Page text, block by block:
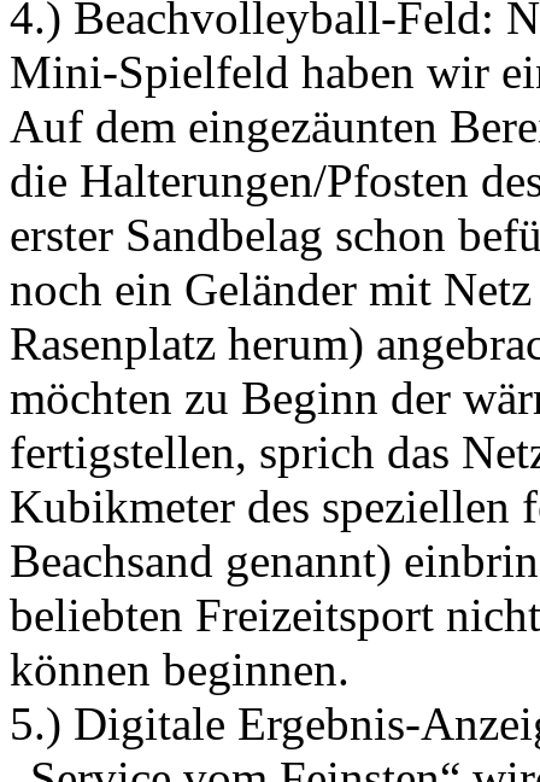
4.) Beachvolleyball-Feld:
Mini-Spielfeld haben wir
Auf dem eingezäunten
die Halterungen/Pfosten
erster Sandbelag schon
noch ein Geländer mit
Rasenplatz herum)
möchten zu Beginn der
fertigstellen, sprich das
Kubikmeter des speziellen
Beachsand genannt)
beliebten Freizeitsport
können beginnen.
5.) Digitale Ergebnis-